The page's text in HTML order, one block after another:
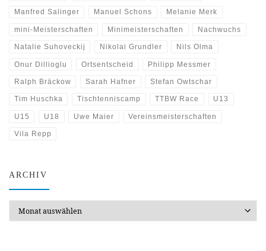
Manfred Salinger Manuel Schons Melanie Merk
mini-Meisterschaften Minimeisterschaften Nachwuchs
Natalie Suhoveckij Nikolai Grundler Nils Olma
Onur Dillioglu Ortsentscheid Philipp Messmer
Ralph Bräckow Sarah Hafner Stefan Owtschar
Tim Huschka Tischtenniscamp TTBW Race U13
U15 U18 Uwe Maier Vereinsmeisterschaften
Vila Repp
ARCHIV